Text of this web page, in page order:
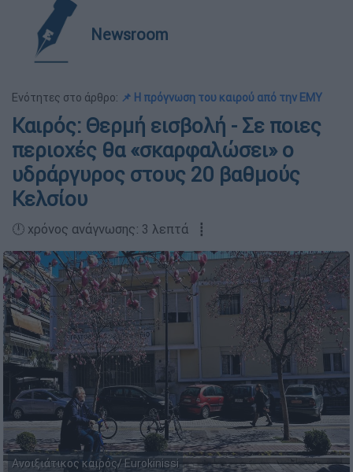
Newsroom
Ενότητες στο άρθρο: 📌 Η πρόγνωση του καιρού από την ΕΜΥ
Καιρός: Θερμή εισβολή - Σε ποιες
περιοχές θα «σκαρφαλώσει» ο
υδράργυρος στους 20 βαθμούς
Κελσίου
🕛 χρόνος ανάγνωσης: 3 λεπτά ┋
Ανοιξιάτικος καιρός/ Eurokinissi